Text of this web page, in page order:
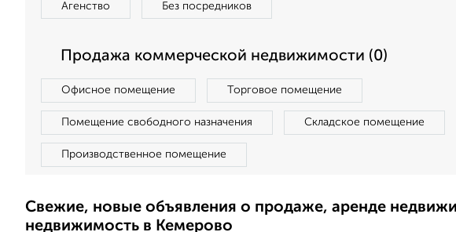
Агенство Без посредников
Продажа коммерческой недвижимости (0)
Офисное помещение Торговое помещение
Помещение свободного назначения Складское помещение
Производственное помещение
Свежие, новые объявления о продаже, аренде
недвижимость в Кемерово